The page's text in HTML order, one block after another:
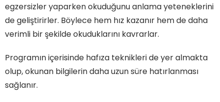
egzersizler yaparken okuduğunu anlama yeteneklerini
de geliştirirler. Böylece hem hız kazanır hem de daha
verimli bir şekilde okuduklarını kavrarlar.
Programın içerisinde hafıza teknikleri de yer almakta
olup, okunan bilgilerin daha uzun süre hatırlanması
sağlanır.